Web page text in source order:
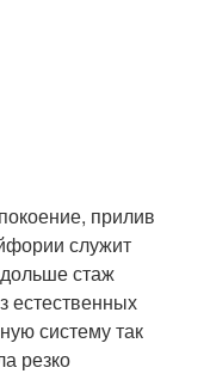
прилив
служит
стаж
естественных
систему так
резко